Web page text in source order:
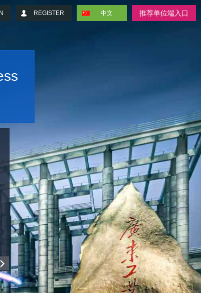
推荐单位端入口
中文
REGISTER
2026-06-18
FOR 2026
BOAT FESTIVAL
2026-
NOTICE ON 2026
DAY HOLIDAY